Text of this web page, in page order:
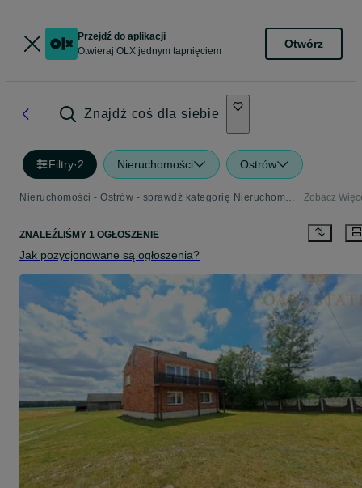
Przejdź do aplikacji
Otwieraj OLX jednym tapnięciem
Otwórz
Znajdź coś dla siebie
Filtry·2 Nieruchomości Ostrów
Nieruchomości - Ostrów - sprawdź kategorię Nieruchomości Zobacz
ZNALEŹLIŚMY 1 OGŁOSZENIE
Jak pozycjonowane są ogłoszenia?